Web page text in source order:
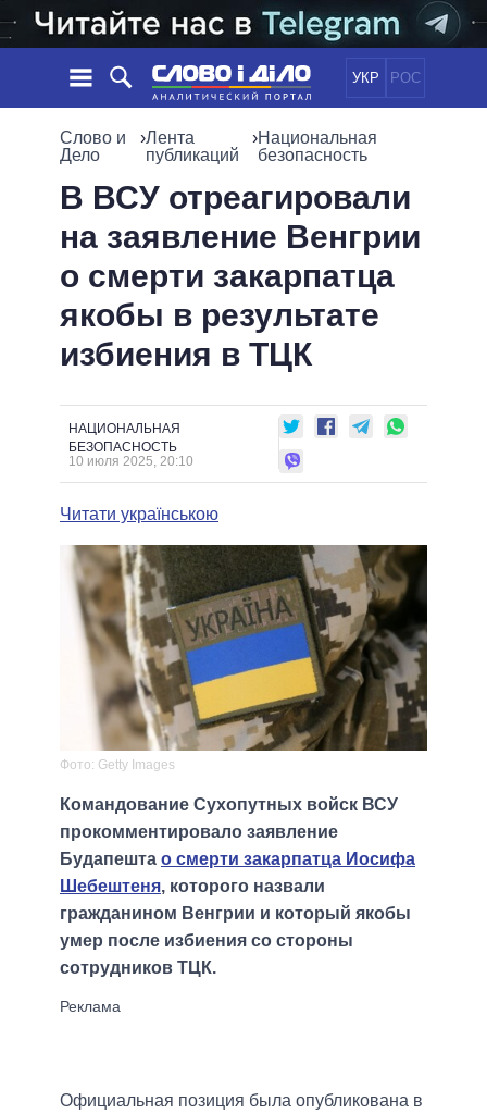
УКР РОС
НОВОСТИ
ЛЕНТА
СТАТЬИ
МНЕНИЯ
ОБЗОРЫ
ДАЙДЖЕСТЫ
ЭКОНОМИКА
ОБЩЕСТВО
МИР
ПОЛИТИКИ
ВСЕ ПОЛИТИКИ
ПРЕЗИДЕНТ И ОФИС
ВЕРХОВНАЯ РАДА
ГЛАВЫ ОБЛАДМИНИСТРАЦИЙ
МЭРЫ
ВСЕ ПЕРСОНЫ
ИНФОГРАФИКА
ВИДЕО
ПОДДЕРЖАТЬ
СРАВНЕНИЕ ПОЛИТИКОВ
Слово и
Дело
›Лента
публикаций
›Национальная
безопасность
В ВСУ отреагировали
на заявление Венгрии
о смерти закарпатца
якобы в результате
избиения в ТЦК
НАЦИОНАЛЬНАЯ
БЕЗОПАСНОСТЬ
10 июля 2025, 20:10
Читати українською
Фото: Getty Images
Командование Сухопутных войск ВСУ
прокомментировало заявление
Будапешта о смерти закарпатца Иосифа
Шебештеня, которого назвали
гражданином Венгрии и который якобы
умер после избиения со стороны
сотрудников ТЦК.
Официальная позиция была опубликована в